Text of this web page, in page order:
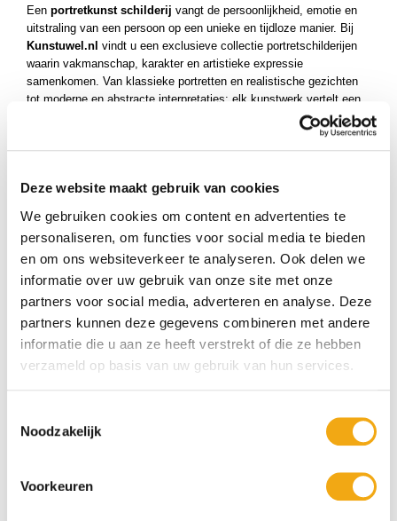
Deze website maakt gebruik van cookies
We gebruiken cookies om content en advertenties te
personaliseren, om functies voor social media te bieden
en om ons websiteverkeer te analyseren. Ook delen we
informatie over uw gebruik van onze site met onze
partners voor social media, adverteren en analyse. Deze
partners kunnen deze gegevens combineren met andere
informatie die u aan ze heeft verstrekt of die ze hebben
verzameld op basis van uw gebruik van hun services.
Noodzakelijk
Voorkeuren
Een portretkunst schilderij vangt de persoonlijkheid, emotie en
uitstraling van een persoon op een unieke en tijdloze manier. Bij
Kunstuwel.nl vindt u een exclusieve collectie portretschilderijen
waarin vakmanschap, karakter en artistieke expressie
samenkomen. Van klassieke portretten en realistische gezichten
tot moderne en abstracte interpretaties: elk kunstwerk vertelt een
Portretkunst behoort al eeuwenlang tot de meest gewaardeerde
expressieve penseelstreken om emoties en karakter op
kunstwerk dat niet alleen de geportretteerde weergeeft, maar ook
een gevoel of sfeer oproept.
Onze collectie omvat portretschilderijen in uiteenlopende stijlen,
waaronder klassiek, modern, figuratief, impressionistisch en
abstract. Dankzij deze veelzijdigheid vindt u eenvoudig een
schilderij dat perfect aansluit bij uw interieur, of u nu kiest voor een
elegante woonkamer, een stijlvolle kantoorruimte of een luxe
ontvangstruimte.
iedere ruimte. De combinatie van menselijke expressie en
artistieke creativiteit maakt portretkunst geliefd bij kunstliefhebbers
Laat u inspireren door de veelzijdige collectie
Portretkunst